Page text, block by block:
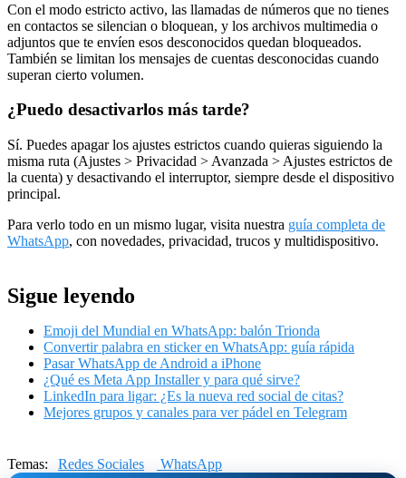
Con el modo estricto activo, las llamadas de números que no tienes
en contactos se silencian o bloquean, y los archivos multimedia o
adjuntos que te envíen esos desconocidos quedan bloqueados.
También se limitan los mensajes de cuentas desconocidas cuando
superan cierto volumen.
¿Puedo desactivarlos más tarde?
Sí. Puedes apagar los ajustes estrictos cuando quieras siguiendo la
misma ruta (Ajustes > Privacidad > Avanzada > Ajustes estrictos de
la cuenta) y desactivando el interruptor, siempre desde el dispositivo
principal.
Para verlo todo en un mismo lugar, visita nuestra guía completa de
WhatsApp, con novedades, privacidad, trucos y multidispositivo.
Sigue leyendo
Emoji del Mundial en WhatsApp: balón Trionda
Convertir palabra en sticker en WhatsApp: guía rápida
Pasar WhatsApp de Android a iPhone
¿Qué es Meta App Installer y para qué sirve?
LinkedIn para ligar: ¿Es la nueva red social de citas?
Mejores grupos y canales para ver pádel en Telegram
Temas: Redes Sociales WhatsApp